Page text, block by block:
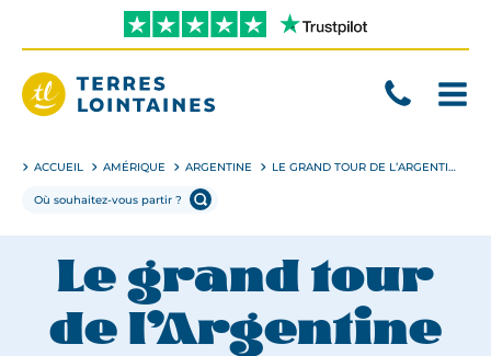
directement
contenu
ACCUEIL AMÉRIQUE ARGENTINE LE GRAND TOUR DE L’ARGENTINE
Le grand tour
de l’Argentine